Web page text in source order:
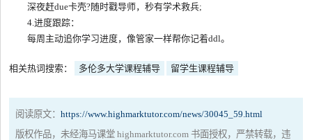
深夜赶due卡壳?随时戳导师，秒有学术救兵;
4.进度跟踪：
每周主动追你学习进度，像管家一样帮你记着ddl。
相关热词搜索： 多伦多大学课程辅导 留学生课程辅导
阅读原文：https://www.highmarktutor.com/news/30045_59.html
版权作品，未经海马课堂 highmarktutor.com 书面授权，严禁转载，违